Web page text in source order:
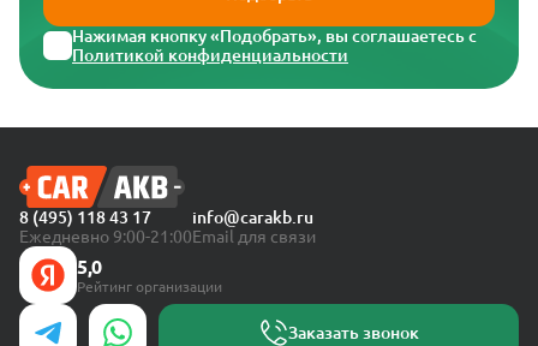
Нажимая кнопку «Подобрать», вы соглашаетесь с
Политикой конфиденциальности
8 (495) 118 43 17
Ежедневно 9:00-21:00
info@carakb.ru
Email для связи
5,0
Рейтинг организации
Заказать звонок